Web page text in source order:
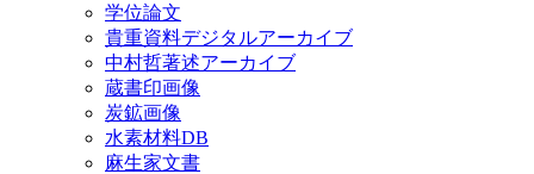
学位論文
貴重資料デジタルアーカイブ
中村哲著述アーカイブ
蔵書印画像
炭鉱画像
水素材料DB
麻生家文書